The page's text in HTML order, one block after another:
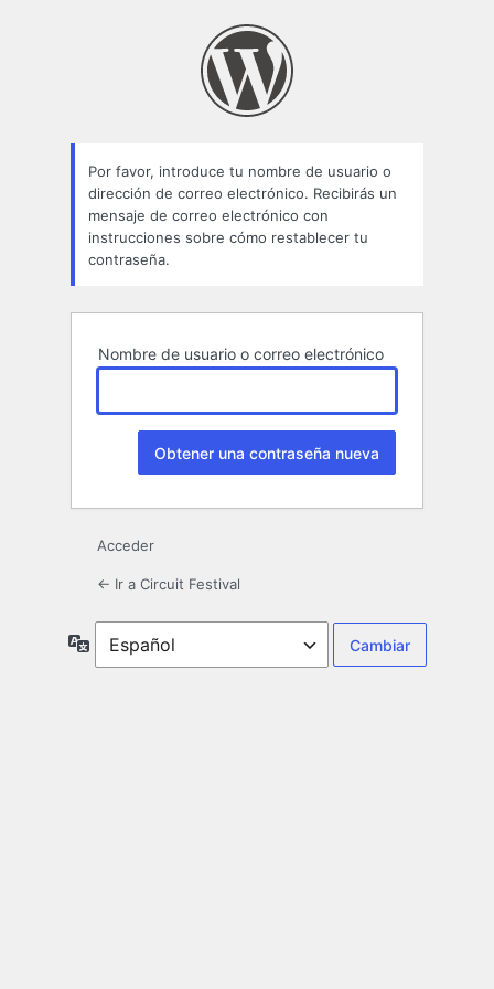
Por favor, introduce tu nombre de usuario o
dirección de correo electrónico. Recibirás un
mensaje de correo electrónico con
instrucciones sobre cómo restablecer tu
contraseña.
Nombre de usuario o correo electrónico
Acceder
← Ir a Circuit Festival
Idioma